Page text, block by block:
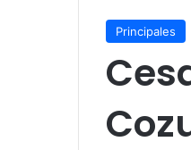
Principales